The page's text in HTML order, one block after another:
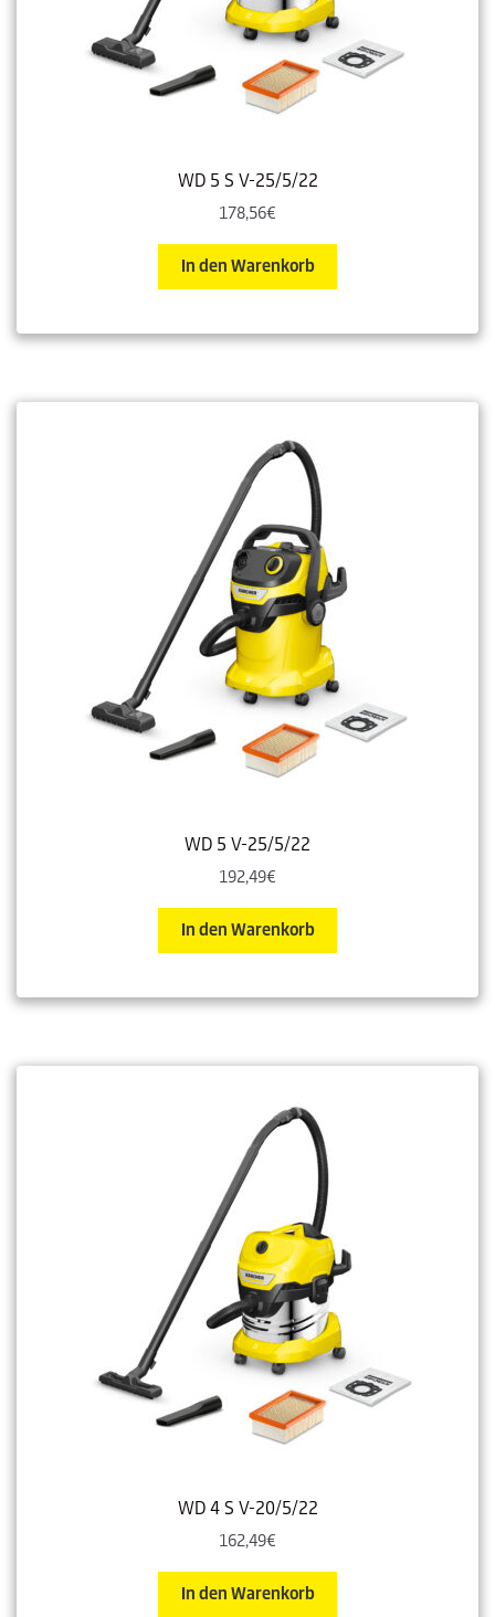
WD 5 S V-25/5/22
178,56€
In den Warenkorb
WD 5 V-25/5/22
192,49€
In den Warenkorb
WD 4 S V-20/5/22
162,49€
In den Warenkorb